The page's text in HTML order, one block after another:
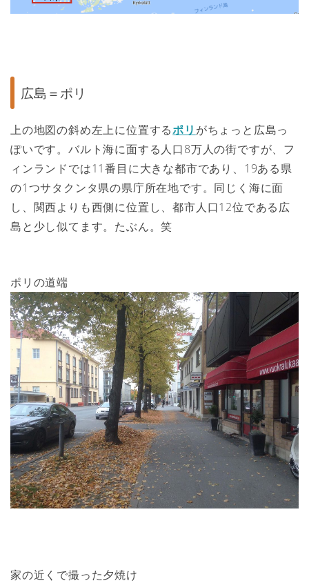
広島＝ポリ
上の地図の斜め左上に位置するポリ がちょっと広島っ
ぽいです。バルト海に面する人口8万人の街ですが、フ
ィンランドでは11番目に大きな都市であり、19ある県
の1つサタクンタ県の県庁所在地です。同じく海に面
し、関西よりも西側に位置し、都市人口12位である広
島と少し似てます。たぶん。笑
ポリの道端
家の近くで撮った夕焼け